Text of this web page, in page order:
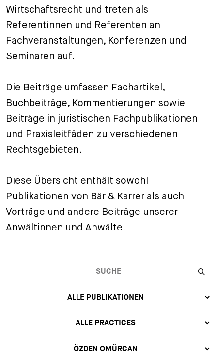
Guide
Übersicht
Substituten
Administration
Assistenzen
Stellen
Bewerbungsprozess
Spontanbewerbung
Ihre Karriere
Suche
Wirtschaftsrecht und treten als
Referentinnen und Referenten an
Fachveranstaltungen, Konferenzen und
Seminaren auf.
Die Beiträge umfassen Fachartikel,
Buchbeiträge, Kommentierungen sowie
Beiträge in juristischen Fachpublikationen
und Praxisleitfäden zu verschiedenen
Rechtsgebieten.
Diese Übersicht enthält sowohl
Publikationen von Bär & Karrer als auch
Vorträge und andere Beiträge unserer
Anwältinnen und Anwälte.